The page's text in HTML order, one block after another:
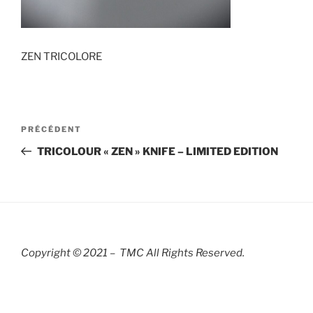
ZEN TRICOLORE
Navigation
l’article
Article
précédent
PRÉCÉDENT
TRICOLOUR « ZEN » KNIFE – LIMITED EDITION
Copyright © 2021 – TMC All Rights Reserved.